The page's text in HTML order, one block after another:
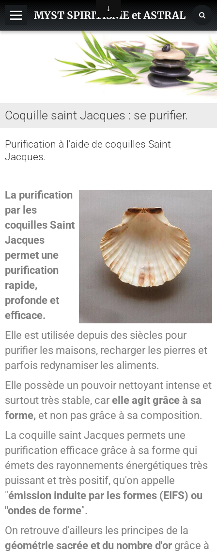
MYST SPIRITISME et ASTRAL
ASTRAL, SPHERES, TERRE
REINCARNATION
CHAKRA - CORPS SUBTILS
VOYANCE - DIVINATION
MAGIE
SPIRITISME - MESSAGES
Coquille saint Jacques : se purifier.
Purification à l'aide de coquilles Saint
Jacques.
La purification
par les
coquilles Saint
Jacques
permet une
purification
rapide,
profonde et
efficace.
Elle est utilisée depuis des siècles pour
purifier les maisons, recharger les pierres et
parfois redynamiser les aliments.
Elle possède un pouvoir nettoyant intense et
surtout très stable, car elle agit grâce à sa
forme, et non pas grâce à sa composition.
La coquille saint Jacques permets une
purification efficace grâce à sa forme qui
émets des rayonnements énergétiques très
puissant et très positif, qu'on appelle
"émission induite par les formes (EIFS) ou
"ondes de forme".
On retrouve d'ailleurs les principes de la
géométrie sacrée et du nombre d'or grâce à